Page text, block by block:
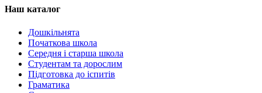
Наш каталог
Дошкільнята
Початкова школа
Середня і старша школа
Студентам та дорослим
Підготовка до іспитів
Граматика